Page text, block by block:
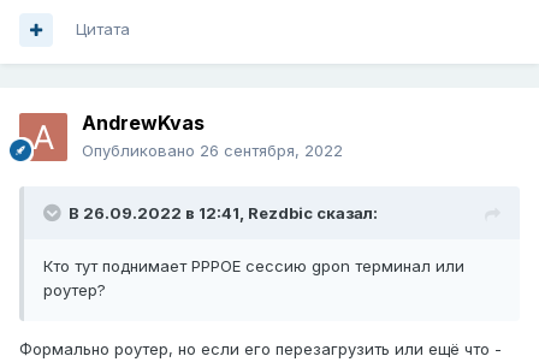
Цитата
AndrewKvas
Опубликовано 26 сентября, 2022
В 26.09.2022 в 12:41, Rezdbic сказал:
Кто тут поднимает PPPOE сессию gpon терминал или
роутер?
Формально роутер, но если его перезагрузить или ещё что -